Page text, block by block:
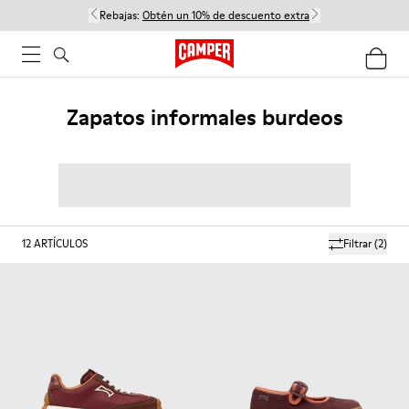
Rebajas: Obtén un 10% de descuento extra
Zapatos informales burdeos
Filtrar(2)
12ARTÍCULOS